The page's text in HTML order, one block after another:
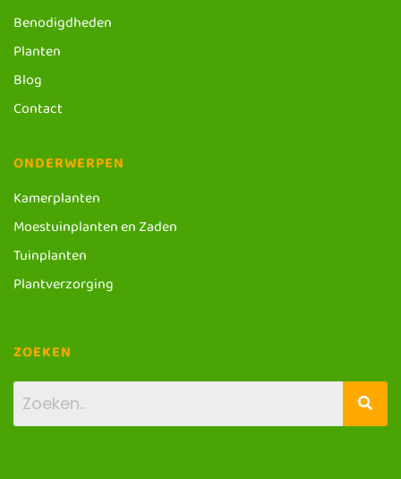
Benodigdheden
Planten
Blog
Contact
ONDERWERPEN
Kamerplanten
Moestuinplanten en Zaden
Tuinplanten
Plantverzorging
ZOEKEN